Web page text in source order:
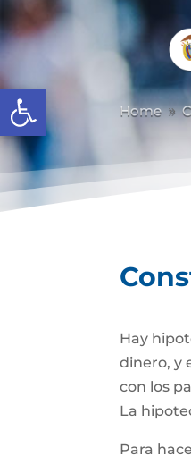
Abrir barra de
Home 9
Hay
dinero, y
con los
La
Para